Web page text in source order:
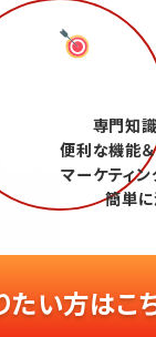
専門知
便利な機能
マーケティ
簡単
たい方はこ